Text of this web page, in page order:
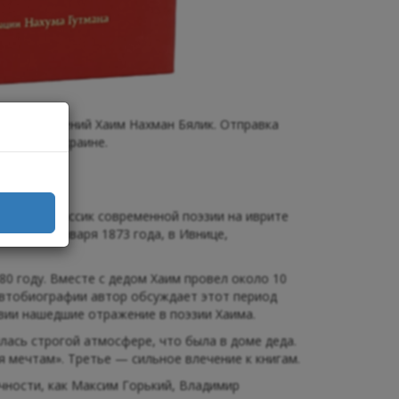
Хаим Нахман Бялик. Отправка
в Украине.
Классик современной поэзии на иврите
6 января 1873 года, в Ивнице,
году. Вместе с дедом Хаим провел около 10
автор обсуждает этот период
нашедшие отражение в поэзии Хаима.
строгой атмосфере, что была в доме деда.
Третье — сильное влечение к книгам.
как Максим Горький, Владимир